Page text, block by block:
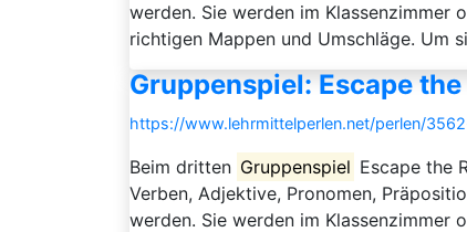
werden. Sie werden im Klassenzimmer
richtigen Mappen und Umschläge. Um
Gruppenspiel: Escape
https://www.lehrmittelperlen.net/perlen/
Beim dritten Gruppenspiel Escape the
Verben, Adjektive, Pronomen,
werden. Sie werden im Klassenzimmer